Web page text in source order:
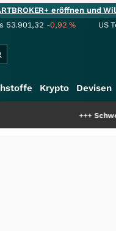
eröffnen und
53.901,32 -0,92% US
Krypto Devisen
Schwere